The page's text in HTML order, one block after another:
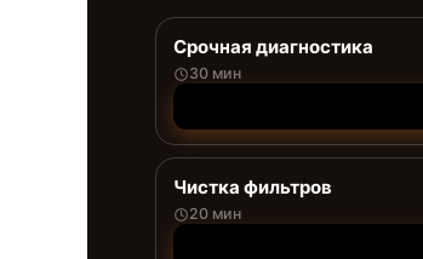
Срочная диагностика
30 мин
Чистка фильтров
20 мин